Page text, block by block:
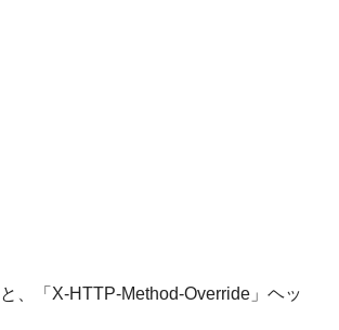
、「X-HTTP-Method-Override」ヘッ